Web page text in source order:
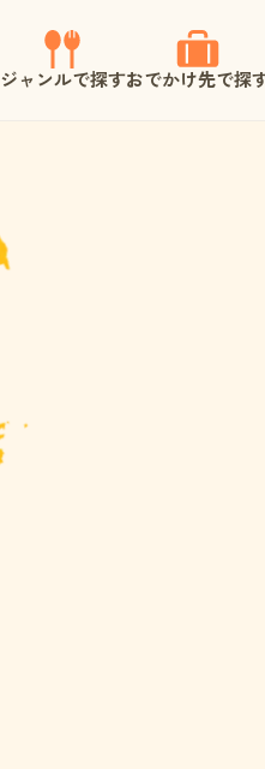
ジャンルで探すおでかけ先で探